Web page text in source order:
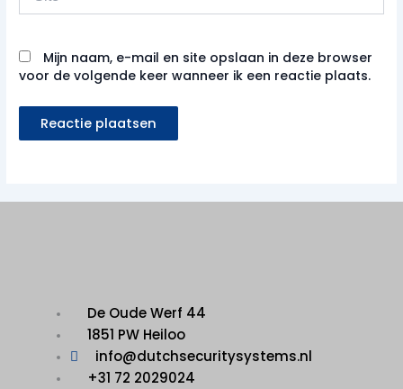
Mijn naam, e-mail en site opslaan in deze browser
voor de volgende keer wanneer ik een reactie plaats.
De Oude Werf 44
1851 PW Heiloo
info@dutchsecuritysystems.nl
+31 72 2029024